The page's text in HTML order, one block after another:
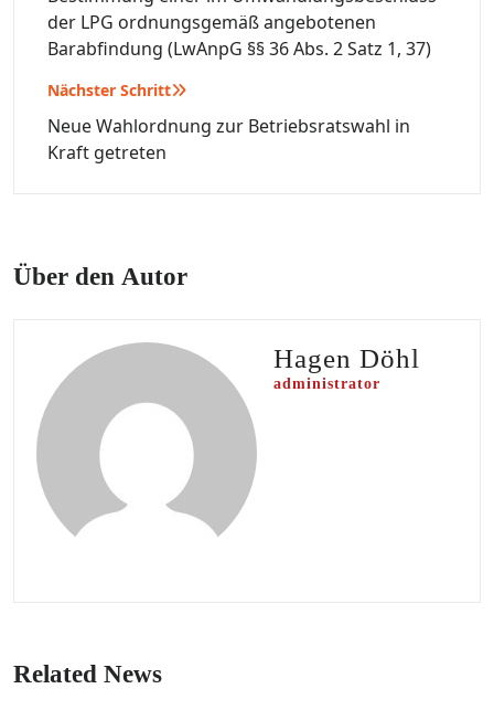
der LPG ordnungsgemäß angebotenen
Barabfindung (LwAnpG §§ 36 Abs. 2 Satz 1, 37)
Nächster Schritt
Neue Wahlordnung zur Betriebsratswahl in
Kraft getreten
Über den Autor
Hagen Döhl
administrator
Related News